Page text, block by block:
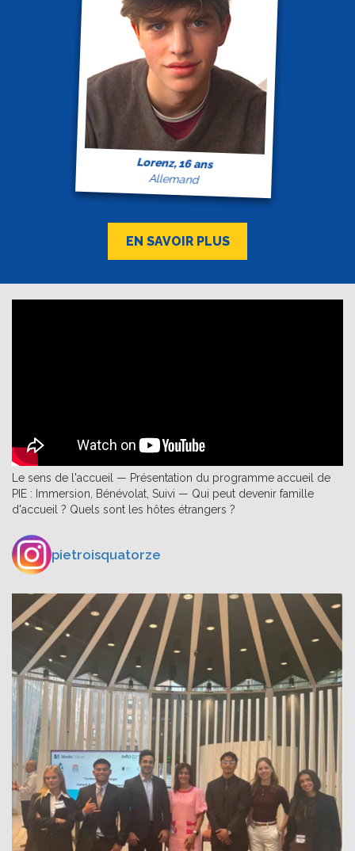
Lorenz, 16 ans
Allemand
EN SAVOIR PLUS
Le sens de l'accueil — Présentation du programme accueil de
PIE : Immersion, Bénévolat, Suivi — Qui peut devenir famille
d'accueil ? Quels sont les hôtes étrangers ?
pietroisquatorze